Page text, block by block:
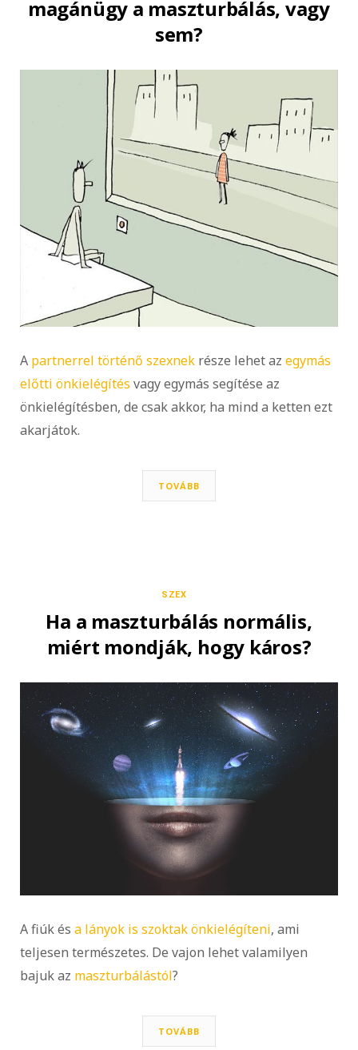
magánügy a maszturbálás, vagy
sem?
A partnerrel történő szexnek része lehet az egymás
előtti önkielégítés vagy egymás segítése az
önkielégítésben, de csak akkor, ha mind a ketten ezt
akarjátok.
TOVÁBB
SZEX
Ha a maszturbálás normális,
miért mondják, hogy káros?
A fiúk és a lányok is szoktak önkielégíteni, ami
teljesen természetes. De vajon lehet valamilyen
bajuk az maszturbálástól?
TOVÁBB